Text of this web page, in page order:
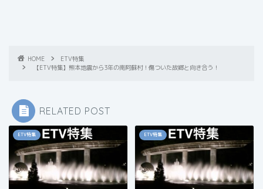
HOME
ETV特集
【ETV特集】熊本地震から3年の南阿蘇村！傷ついた故郷と向き合う！
RELATED POST
ETV特集 ETV特集